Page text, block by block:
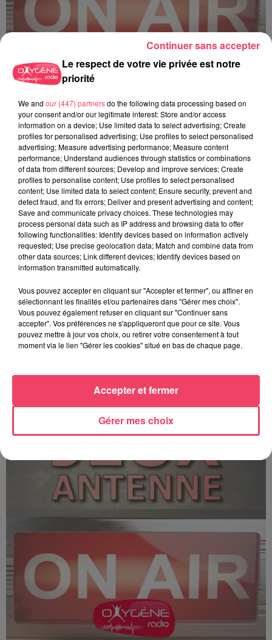
C'est plus ou c'est moins ? - 17 06 2026
Le respect de votre vie privée est notre
priorité
We and our (447) partnersdo the following data processing based on
your consent and/or our legitimate interest: Store and/or access
information on a device; Use limited data to select advertising; Create
profiles for personalised advertising; Use profiles to select personalised
advertising; Measure advertising performance; Measure content
performance; Understand audiences through statistics or combinations
of data from different sources; Develop and improve services; Create
profiles to personalise content; Use profiles to select personalised
content; Use limited data to select content; Ensure security, prevent and
detect fraud, and fix errors; Deliver and present advertising and content;
Save and communicate privacy choices. These technologies may
process personal data such as IP address and browsing data to offer
following functionalities: Identify devices based on information actively
requested; Use precise geolocation data; Match and combine data from
other data sources; Link different devices; Identify devices based on
information transmitted automatically.
Vous pouvez accepter en cliquant sur "Accepter et fermer", ou affiner en
sélectionnant les finalités et/ou partenaires dans "Gérer mes choix".
Vous pouvez également refuser en cliquant sur "Continuer sans
accepter". Vos préférences ne s'appliqueront que pour ce site. Vous
pouvez mettre à jour vos choix, ou retirer votre consentement à tout
moment via le lien "Gérer les cookies" situé en bas de chaque page.
Gérer mes choix
Accepter et fermer
Continuer sans accepter